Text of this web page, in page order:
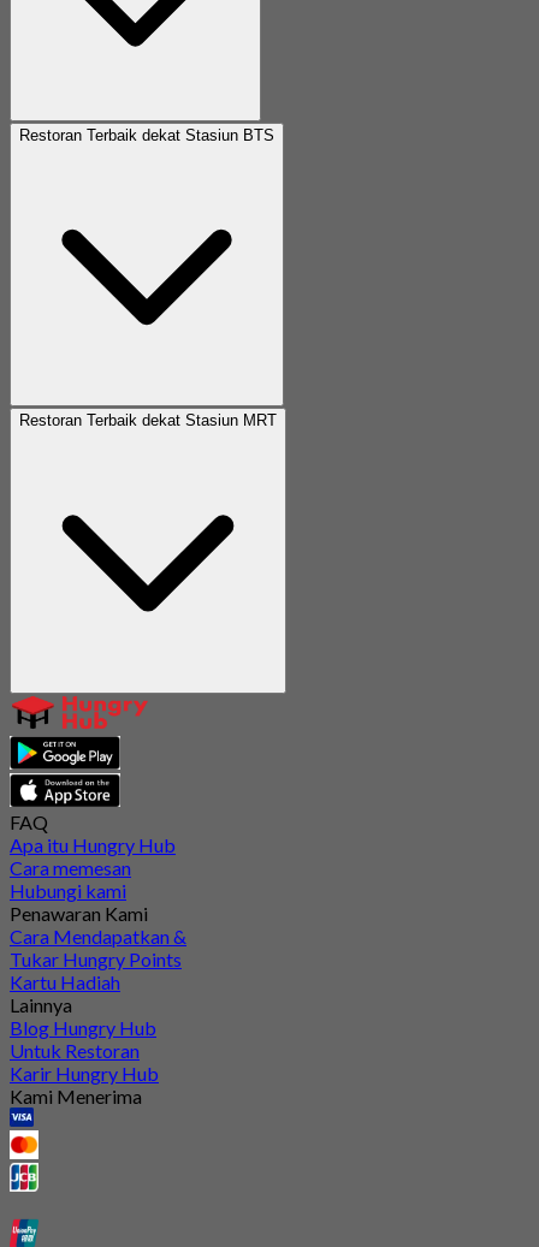
Restoran Terbaik dekat Stasiun BTS
Restoran Terbaik dekat Stasiun MRT
FAQ
Apa itu Hungry Hub
Cara memesan
Hubungi kami
Penawaran Kami
Cara Mendapatkan &
Tukar Hungry Points
Kartu Hadiah
Lainnya
Blog Hungry Hub
Untuk Restoran
Karir Hungry Hub
Kami Menerima